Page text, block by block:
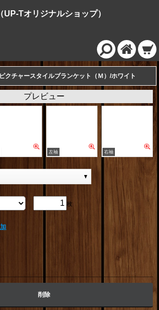
Tオリジナルショップ）
クチャースタイルブランケット（Ｍ）/ホワイト
プレビュー
枚
削除